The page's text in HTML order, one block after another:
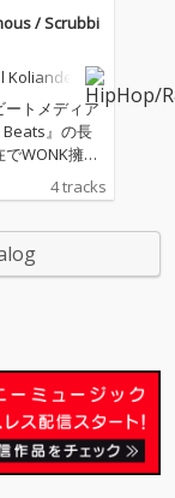
の制作意欲や
、そしてセン
で表現され
なりあらゆる
の音楽やさま
ウンドサンプ
レイヤーさ
とときたりと
リングな展開
してもフレ
/ Scrubbi
ートメディア
Beats』の長
でWONK擁す
ドレーベル“E
に所属する
による2曲
面シング
下ろしたオリ
ート。同チー
音源で前人未
連続という快
遂げた。体を
4 tracks